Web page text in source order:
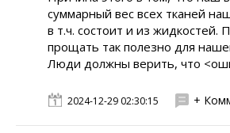
суммарный вес всех тканей
в т.ч. состоит и из жидкостей.
прощать так полезно для
Люди должны верить, что
2024-12-29 02:30:15 +